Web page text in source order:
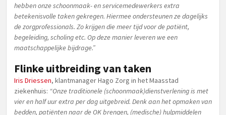
hebben onze schoonmaak- en servicemedewerkers extra
betekenisvolle taken gekregen. Hiermee ondersteunen ze dagelijks
de zorgprofessionals. Zo krijgen die meer tijd voor de patiënt,
begeleiding, scholing etc. Op deze manier leveren we een
maatschappelijke bijdrage.”
Flinke uitbreiding van taken
Iris Driessen, klantmanager Hago Zorg in het Maasstad
ziekenhuis: “Onze traditionele (schoonmaak)dienstverlening is met
vier en half uur extra per dag uitgebreid. Denk aan het opmaken van
bedden, patiënten naar de OK brengen, (medische) hulpmiddelen